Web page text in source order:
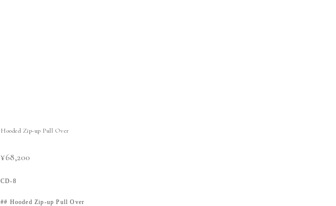
Hooded Zip-up Pull Over
¥68,200
CD-8
## Hooded Zip-up Pull Over